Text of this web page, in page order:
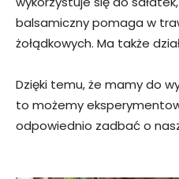
balsamiczny pomaga w
żołądkowych. Ma także
Dzięki temu, że mamy do
to możemy
odpowiednio zadbać o